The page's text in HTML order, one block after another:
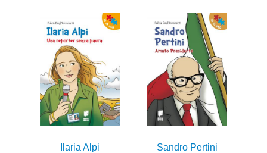
Ilaria Alpi Sandro Pertini